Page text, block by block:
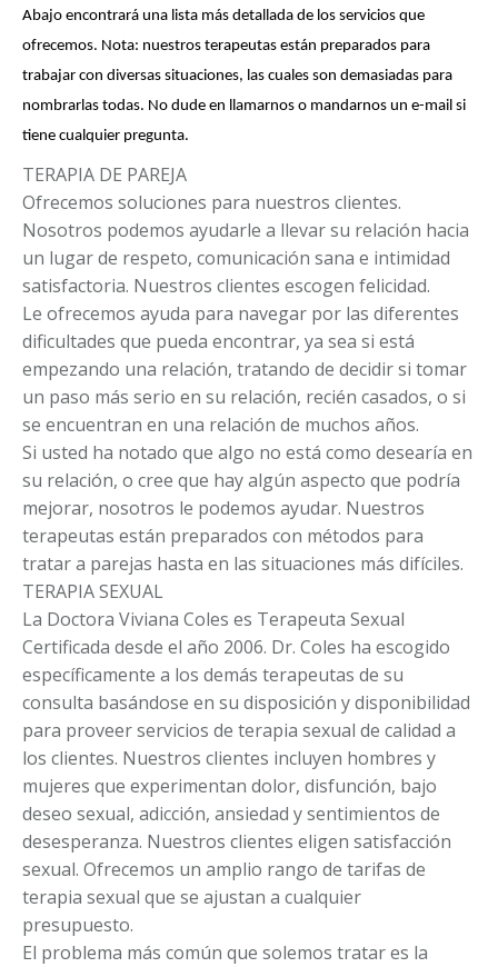
Abajo encontrará una lista más detallada de los servicios que
ofrecemos. Nota: nuestros terapeutas están preparados para
trabajar con diversas situaciones, las cuales son demasiadas para
nombrarlas todas. No dude en llamarnos o mandarnos un e-mail si
tiene cualquier pregunta.
TERAPIA DE PAREJA
Ofrecemos soluciones para nuestros clientes.
Nosotros podemos ayudarle a llevar su relación hacia
un lugar de respeto, comunicación sana e intimidad
satisfactoria. Nuestros clientes escogen felicidad.
Le ofrecemos ayuda para navegar por las diferentes
dificultades que pueda encontrar, ya sea si está
empezando una relación, tratando de decidir si tomar
un paso más serio en su relación, recién casados, o si
se encuentran en una relación de muchos años.
Si usted ha notado que algo no está como desearía en
su relación, o cree que hay algún aspecto que podría
mejorar, nosotros le podemos ayudar. Nuestros
terapeutas están preparados con métodos para
tratar a parejas hasta en las situaciones más difíciles.
TERAPIA SEXUAL
La Doctora Viviana Coles es Terapeuta Sexual
Certificada desde el año 2006. Dr. Coles ha escogido
específicamente a los demás terapeutas de su
consulta basándose en su disposición y disponibilidad
para proveer servicios de terapia sexual de calidad a
los clientes. Nuestros clientes incluyen hombres y
mujeres que experimentan dolor, disfunción, bajo
deseo sexual, adicción, ansiedad y sentimientos de
desesperanza. Nuestros clientes eligen satisfacción
sexual. Ofrecemos un amplio rango de tarifas de
terapia sexual que se ajustan a cualquier
presupuesto.
El problema más común que solemos tratar es la